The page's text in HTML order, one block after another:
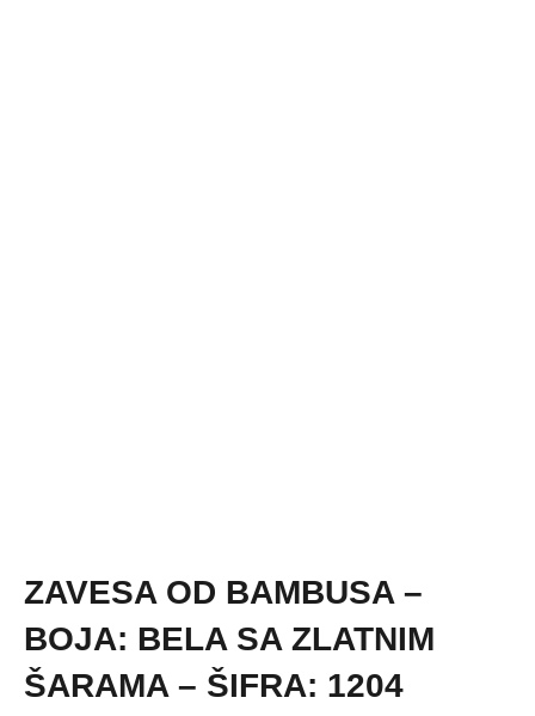
ZAVESA OD BAMBUSA –
BOJA: BELA SA ZLATNIM
ŠARAMA – ŠIFRA: 1204